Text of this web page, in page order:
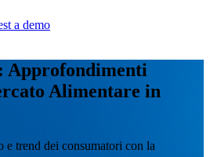
a demo
Approfondimenti
Alimentare in
e trend dei consumatori con la